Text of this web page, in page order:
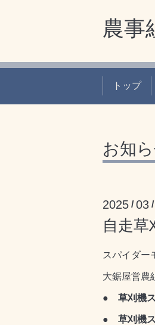
農事
トップ
お知
2025 /03 /
自走草
スパイダー
大鋸屋営農
● 草刈機
● 草刈機